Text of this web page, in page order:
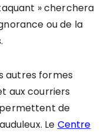
» cherchera
ou de la
autres formes
aux courriers
de
Le Centre